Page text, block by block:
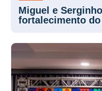
Miguel e
fortalecimento